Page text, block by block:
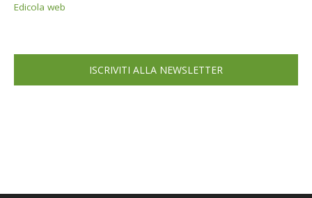
Edicola web
ISCRIVITI ALLA NEWSLETTER